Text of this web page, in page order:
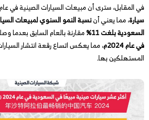
في المقابل، سترى أن مبيعات السيارات الصينية في عام 2023 حوالي
سيارة، مما يعني أننسبة النمو السنوي لمبيعات
السعودية بلغت 11%
مقارنة بالعام السابق بعدما
في عام 2024م
، مما يعكس اتساع رقعة انتشار
المستهلكين بها.